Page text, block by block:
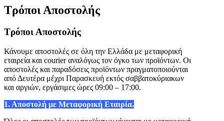
Τρόποι Αποστολής
Τρόποι Αποστολής
Κάνουμε αποστολές σε όλη την Ελλάδα με μεταφορική
εταιρεία και courier αναλόγως τον όγκο των προϊόντων. Οι
αποστολές και παραδόσεις προϊόντων πραγματοποιούνται
από Δευτέρα μέχρι Παρασκευή εκτός σαββατοκύριακων
και αργιών, εργάσιμες ώρες 09:00 – 17:00.
1. Αποστολή με Μεταφορική Εταιρία.